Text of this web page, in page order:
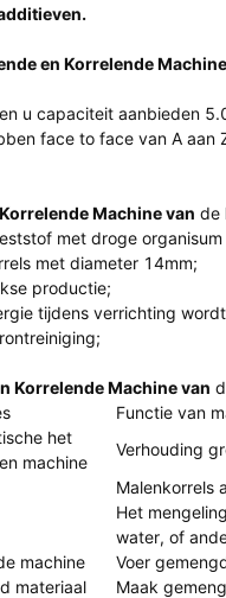
en Korrelende
u capaciteit aanbieden
face to face van A
Machine van de
met droge
met diameter 14mm;
productie;
tijdens verrichting
Korrelende Machine van
Functie van
het
machine
Verhouding
Malenkorrels
Het
water, of
machine
Voer
materiaal
Maak